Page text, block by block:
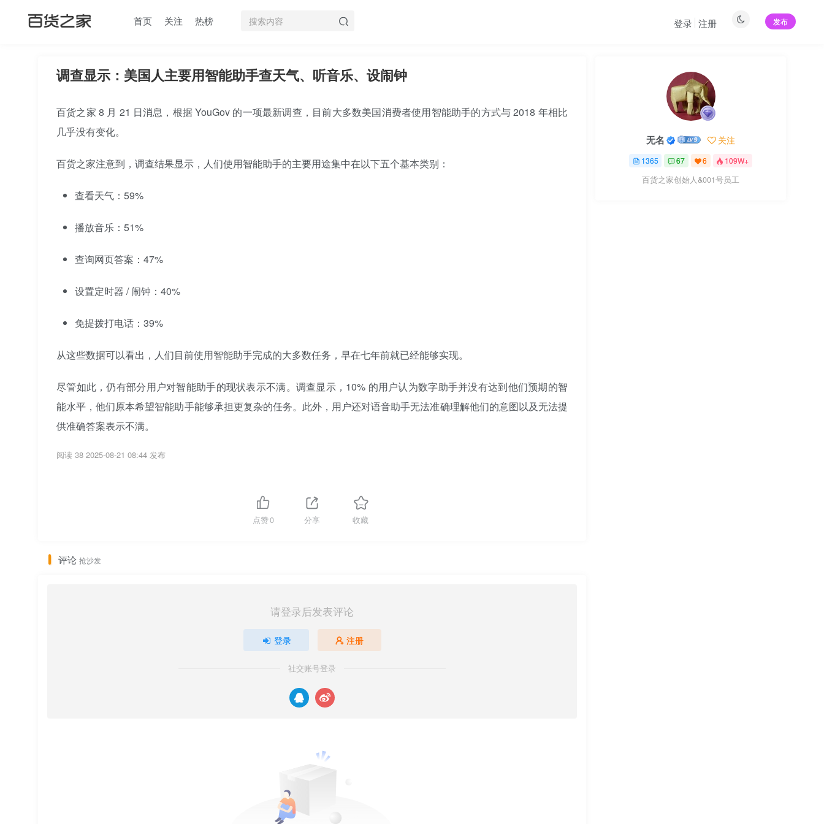
首页 关注 热榜 发布
登录 注册
调查显示：美国人主要用智能助手查天气、听音乐、设闹钟
百货之家 8 月 21 日消息，根据 YouGov 的一项最新调查，目前大多数美国消费者使用智能助手的方式与 2018 年相比
几乎没有变化。
百货之家注意到，调查结果显示，人们使用智能助手的主要用途集中在以下五个基本类别：
查看天气：59%
播放音乐：51%
查询网页答案：47%
设置定时器 / 闹钟：40%
免提拨打电话：39%
从这些数据可以看出，人们目前使用智能助手完成的大多数任务，早在七年前就已经能够实现。
尽管如此，仍有部分用户对智能助手的现状表示不满。调查显示，10% 的用户认为数字助手并没有达到他们预期的智
能水平，他们原本希望智能助手能够承担更复杂的任务。此外，用户还对语音助手无法准确理解他们的意图以及无法提
供准确答案表示不满。
阅读 38 2025-08-21 08:44 发布
点赞0 分享 收藏
评论 抢沙发
请登录后发表评论
登录 注册
社交账号登录
无名 关注
1365 67 6 109W+
百货之家创始人&001号员工